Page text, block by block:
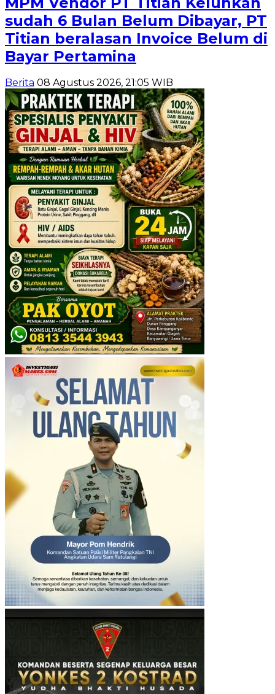
sudah 6 Bulan Belum Dibayar, PT
Titian beralasan Invoice Belum di
Bayar Pertamina
Berita 08 Agustus 2026, 21:05 WIB